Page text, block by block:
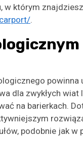
w którym
.
dla zwykłych
na barierkach.
podobnie jak